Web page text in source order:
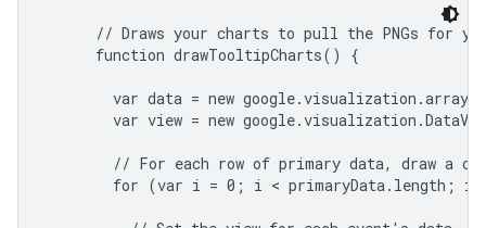
// Draws your charts to pull the PNGs for
      function drawTooltipCharts() {
var data = new
var view = new
// For each row of primary data, draw a
for (var i = 0; i < primaryData.length;